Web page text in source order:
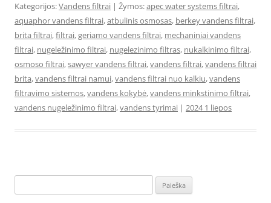
Kategorijos:Vandens filtrai | Žymos:apec water systems filtrai,
aquaphor vandens filtrai,atbulinis osmosas, berkey vandens filtrai,
brita filtrai,filtrai,geriamo vandens filtrai, mechaniniai vandens
filtrai, nugeležinimo filtrai, nugelezinimo filtras, nukalkinimo filtrai,
osmoso filtrai,sawyer vandens filtrai,vandens filtrai,vandens filtrai
brita,vandens filtrai namui,vandens filtrai nuo kalkiu,vandens
filtravimo sistemos,vandens kokybė,vandens minkstinimo filtrai,
vandens nugeležinimo filtrai,vandens tyrimai | 2024 1 liepos